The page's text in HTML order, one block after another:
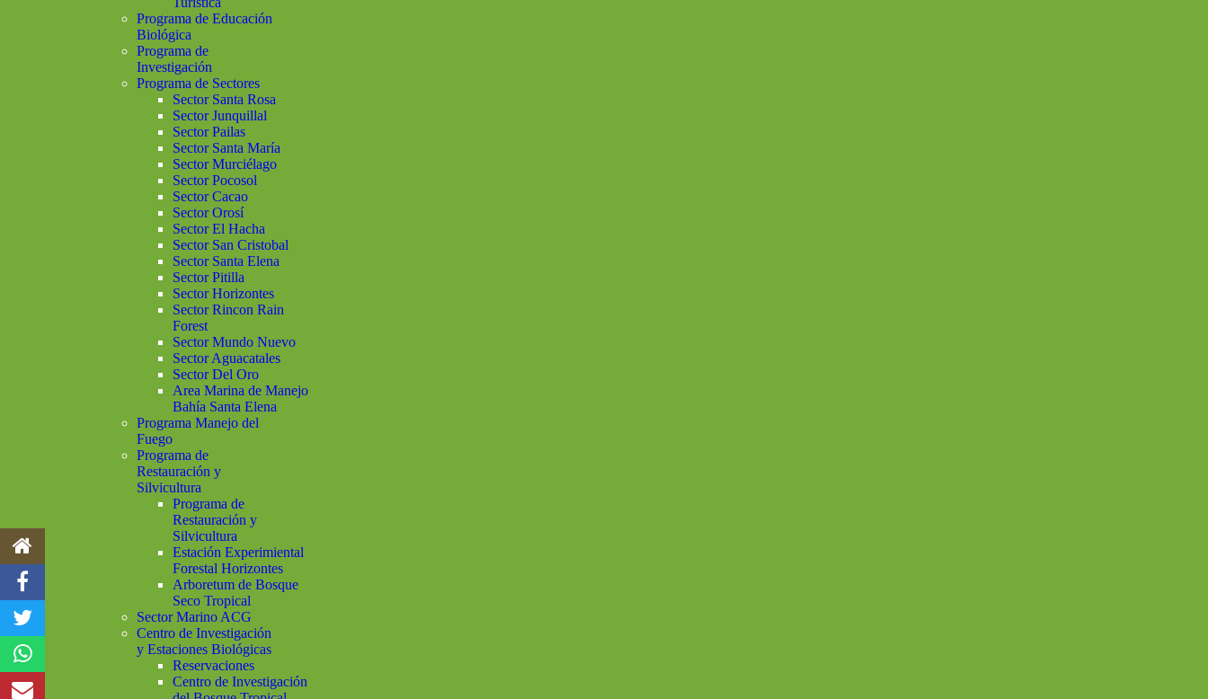
Programa de Educación
Biológica
Programa de
Investigación
Programa de Sectores
Sector Santa Rosa
Sector Junquillal
Sector Pailas
Sector Santa María
Sector Murciélago
Sector Pocosol
Sector Cacao
Sector Orosí
Sector El Hacha
Sector San Cristobal
Sector Santa Elena
Sector Pitilla
Sector Horizontes
Sector Rincon Rain
Forest
Sector Mundo Nuevo
Sector Aguacatales
Sector Del Oro
Area Marina de Manejo
Bahía Santa Elena
Programa Manejo del
Fuego
Programa de
Restauración y
Silvicultura
Programa de
Restauración y
Silvicultura
Estación Experimiental
Forestal Horizontes
Arboretum de Bosque
Seco Tropical
Sector Marino ACG
Centro de Investigación
y Estaciones Biológicas
Reservaciones
Centro de Investigación